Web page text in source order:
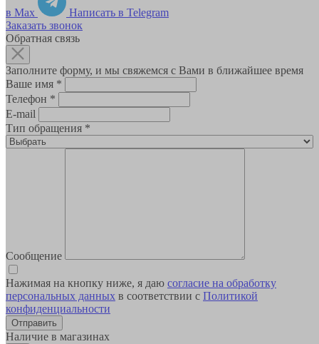
в Max
Написать в Telegram
Заказать звонок
Обратная связь
Заполните форму, и мы свяжемся с Вами в ближайшее время
Ваше имя *
Телефон *
E-mail
Тип обращения *
Сообщение
Нажимая на кнопку ниже, я даю согласие на обработку
персональных данных в соответствии с Политикой
конфиденциальности
Наличие в магазинах